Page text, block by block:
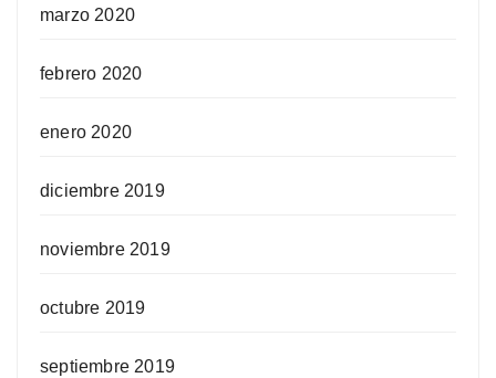
marzo 2020
febrero 2020
enero 2020
diciembre 2019
noviembre 2019
octubre 2019
septiembre 2019